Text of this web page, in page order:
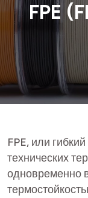
FPE
FPE, или
технических
одновременно